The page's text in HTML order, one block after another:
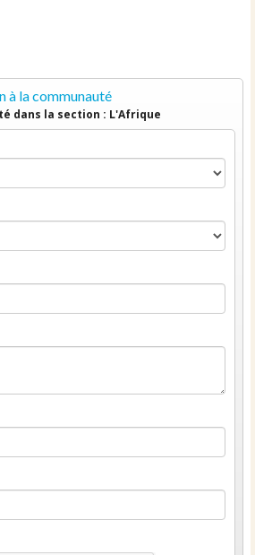
à la communauté
dans la section : L'Afrique